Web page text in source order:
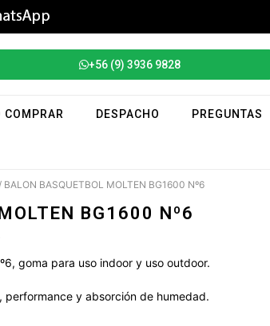
+56 (9) 3936 9828
COMPRAR DESPACHO PREGUNTAS
BALON BASQUETBOL MOLTEN BG1600 Nº6
BG1600 Nº6
goma para uso indoor y uso outdoor.
y absorción de humedad.